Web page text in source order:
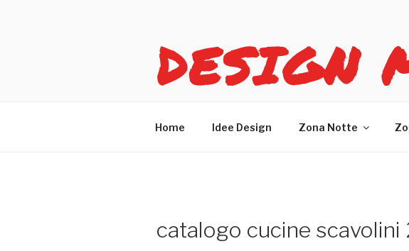
DESIGN
Home Idee Design Zona Notte
catalogo cucine scavolini